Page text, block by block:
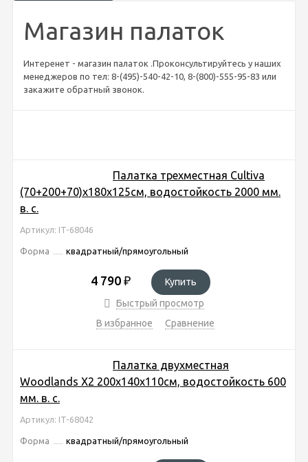
Магазин палаток
Интеренет - магазин палаток .Проконсультируйтесь у наших
менеджеров по тел: 8-(495)-540-42-10, 8-(800)-555-95-83 или
закажите обратный звонок.
Палатка трехместная Cultiva
(70+200+70)х180х125см, водостойкость 2000 мм.
в. с.
Артикул: IT-68046
Форма квадратный/прямоугольный
4 790 ₽
Купить
Быстрый просмотр
В избранное
Сравнение
Палатка двухместная
Woodlands Х2 200х140х110см, водостойкость 600
мм. в. с.
Артикул: IT-68042
Форма квадратный/прямоугольный